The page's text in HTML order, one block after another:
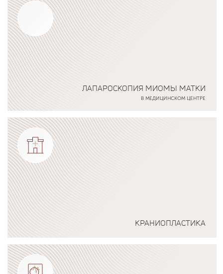
ЛАПАРОСКОПИЯ МИОМЫ МАТКИ
В МЕДИЦИНСКОМ ЦЕНТРЕ
Подробнее о программе
КРАНИОПЛАСТИКА
Подробнее о программе